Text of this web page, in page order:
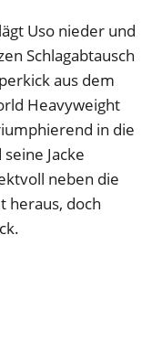
Uso nieder und
Schlagabtausch
aus dem
Heavyweight
in die
Jacke
neben die
heraus, doch